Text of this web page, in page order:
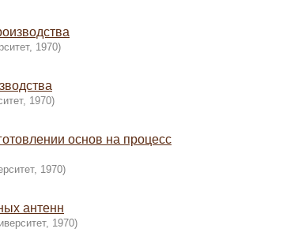
, 1970)
, 1970)
основ на процесс
, 1970)
антенн
, 1970)